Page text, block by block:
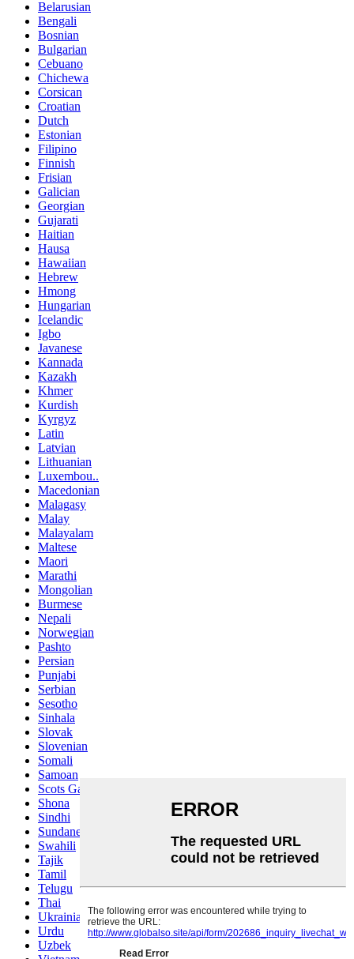
Belarusian
Bengali
Bosnian
Bulgarian
Cebuano
Chichewa
Corsican
Croatian
Dutch
Estonian
Filipino
Finnish
Frisian
Galician
Georgian
Gujarati
Haitian
Hausa
Hawaiian
Hebrew
Hmong
Hungarian
Icelandic
Igbo
Javanese
Kannada
Kazakh
Khmer
Kurdish
Kyrgyz
Latin
Latvian
Lithuanian
Luxembou..
Macedonian
Malagasy
Malay
Malayalam
Maltese
Maori
Marathi
Mongolian
Burmese
Nepali
Norwegian
Pashto
Persian
Punjabi
Serbian
Sesotho
Sinhala
Slovak
Slovenian
Somali
Samoan
Scots Gaelic
Shona
Sindhi
Sundanese
Swahili
Tajik
Tamil
Telugu
Thai
Ukrainian
Urdu
Uzbek